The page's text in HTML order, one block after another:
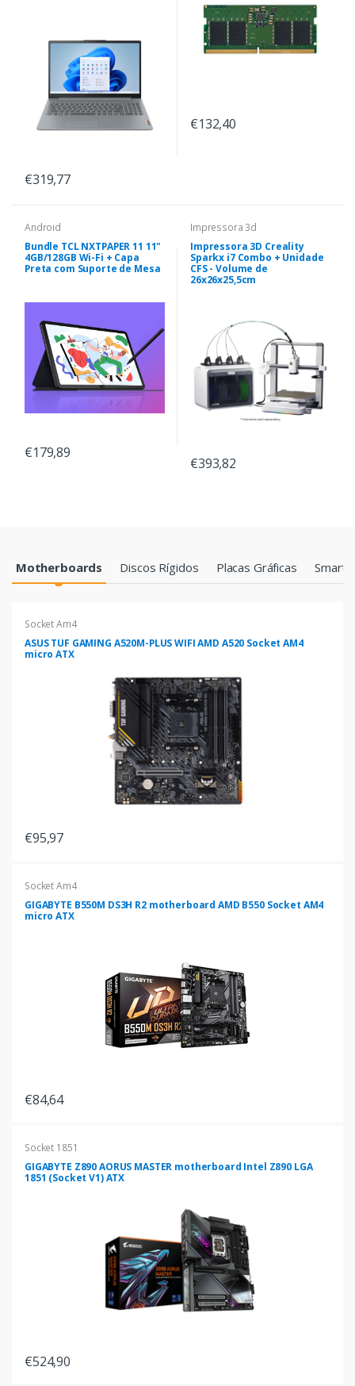
€319,77
€132,40
Android
Bundle TCL NXTPAPER 11 11"
4GB/128GB Wi-Fi + Capa
Preta com Suporte de Mesa
€179,89
Impressora 3d
Impressora 3D Creality
Sparkx i7 Combo + Unidade
CFS - Volume de
26x26x25,5cm
€393,82
Products Grid
Motherboards Discos Rígidos Placas Gráficas
Socket Am4
ASUS TUF GAMING A520M-PLUS WIFI AMD A520 Socket AM4
micro ATX
€95,97
Socket Am4
GIGABYTE B550M DS3H R2 motherboard AMD B550 Socket AM4
micro ATX
€84,64
Socket 1851
GIGABYTE Z890 AORUS MASTER motherboard Intel Z890 LGA
1851 (Socket V1) ATX
€524,90